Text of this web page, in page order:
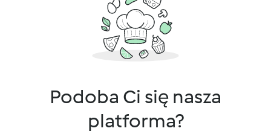
Podoba Ci się nasza
platforma?